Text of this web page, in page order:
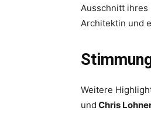
Ausschnitt ihres
Architektin und
Weitere
und Chris